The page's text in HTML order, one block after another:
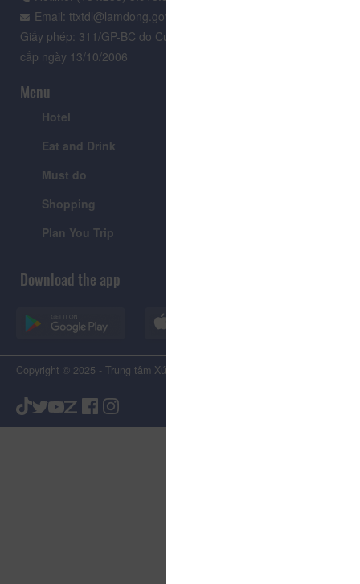
Email: ttxtdl@lamdong.gov.vn
Giấy phép: 311/GP-BC do Cục Báo chí - Bộ Văn hóa Thông tin
cấp ngày 13/10/2006
Menu
Hotel
Eat and Drink
Must do
Shopping
Plan You Trip
Download the app
Copyright © 2025 - Trung tâm Xúc tiến Du lịch Tỉnh Lâm Đồng